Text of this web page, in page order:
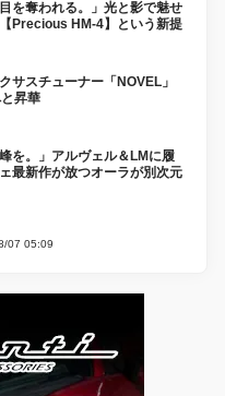
を奪われる。」光と影で魅せ
Precious HM-4】という新提
サスチューナー「NOVEL」
昇華
を。」アルヴェル＆LMに履
最新作が放つオーラが別次元
07 05:09